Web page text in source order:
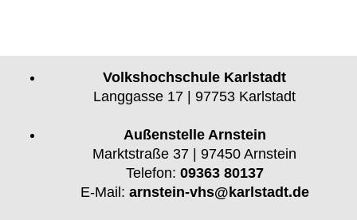
Volkshochschule Karlstadt
Langgasse 17 | 97753 Karlstadt
Außenstelle Arnstein
Marktstraße 37 | 97450 Arnstein
Telefon: 09363 80137
E-Mail: arnstein-vhs@karlstadt.de